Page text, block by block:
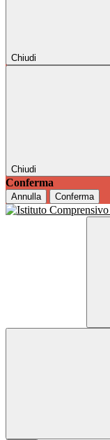
Chiudi
Chiudi
Conferma
Annulla Conferma